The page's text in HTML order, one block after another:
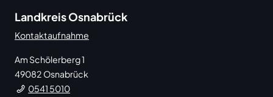
Landkreis Osnabrück
Kontaktaufnahme
Am Schölerberg 1
49082 Osnabrück
0541 5010